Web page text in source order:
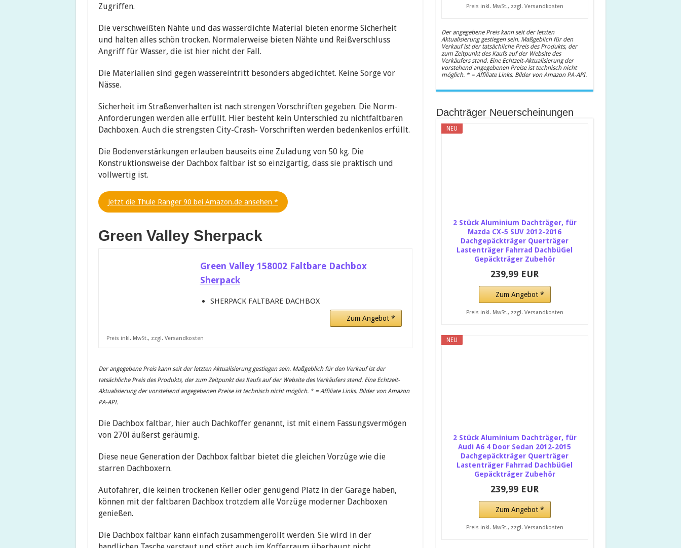
Zugriffen.
Die verschweißten Nähte und das wasserdichte Material bieten enorme Sicherheit
und halten alles schön trocken. Normalerweise bieten Nähte und Reißverschluss
Angriff für Wasser, die ist hier nicht der Fall.
Die Materialien sind gegen wassereintritt besonders abgedichtet. Keine Sorge vor
Nässe.
Sicherheit im Straßenverhalten ist nach strengen Vorschriften gegeben. Die Norm-
Anforderungen werden alle erfüllt. Hier besteht kein Unterschied zu nichtfaltbaren
Dachboxen. Auch die strengsten City-Crash- Vorschriften werden bedenkenlos erfüllt.
Die Bodenverstärkungen erlauben bauseits eine Zuladung von 50 kg. Die
Konstruktionsweise der Dachbox faltbar ist so einzigartig, dass sie praktisch und
vollwertig ist.
Jetzt die Thule Ranger 90 bei Amazon.de ansehen *
Green Valley Sherpack
Green Valley 158002 Faltbare Dachbox
Sherpack
SHERPACK FALTBARE DACHBOX
Zum Angebot *
Preis inkl. MwSt., zzgl. Versandkosten
Der angegebene Preis kann seit der letzten Aktualisierung gestiegen sein. Maßgeblich für den Verkauf ist der
tatsächliche Preis des Produkts, der zum Zeitpunkt des Kaufs auf der Website des Verkäufers stand. Eine Echtzeit-
Aktualisierung der vorstehend angegebenen Preise ist technisch nicht möglich. * = Affiliate Links. Bilder von Amazon
PA-API.
Die Dachbox faltbar, hier auch Dachkoffer genannt, ist mit einem Fassungsvermögen
von 270l äußerst geräumig.
Diese neue Generation der Dachbox faltbar bietet die gleichen Vorzüge wie die
starren Dachboxern.
Autofahrer, die keinen trockenen Keller oder genügend Platz in der Garage haben,
können mit der faltbaren Dachbox trotzdem alle Vorzüge moderner Dachboxen
genießen.
Die Dachbox faltbar kann einfach zusammengerollt werden. Sie wird in der
Preis inkl. MwSt., zzgl. Versandkosten
Der angegebene Preis kann seit der letzten
Aktualisierung gestiegen sein. Maßgeblich für den
Verkauf ist der tatsächliche Preis des Produkts, der
zum Zeitpunkt des Kaufs auf der Website des
Verkäufers stand. Eine Echtzeit-Aktualisierung der
vorstehend angegebenen Preise ist technisch nicht
möglich. * = Affiliate Links. Bilder von Amazon PA-API.
Dachträger Neuerscheinungen
NEU
2 Stück Aluminium Dachträger, für
Mazda CX-5 SUV 2012-2016
Dachgepäckträger Querträger
Lastenträger Fahrrad DachbüGel
Gepäckträger Zubehör
239,99 EUR
Zum Angebot *
Preis inkl. MwSt., zzgl. Versandkosten
NEU
2 Stück Aluminium Dachträger, für
Audi A6 4 Door Sedan 2012-2015
Dachgepäckträger Querträger
Lastenträger Fahrrad DachbüGel
Gepäckträger Zubehör
239,99 EUR
Zum Angebot *
Preis inkl. MwSt., zzgl. Versandkosten